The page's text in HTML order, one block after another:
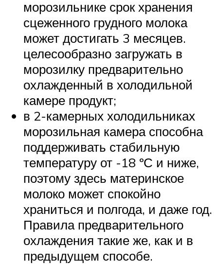
морозильнике срок хранения
сцеженного грудного молока
может достигать 3 месяцев.
целесообразно загружать в
морозилку предварительно
охлажденный в холодильной
камере продукт;
в 2-камерных холодильниках
морозильная камера способна
поддерживать стабильную
температуру от -18 ºС и ниже,
поэтому здесь материнское
молоко может спокойно
храниться и полгода, и даже год.
Правила предварительного
охлаждения такие же, как и в
предыдущем способе.